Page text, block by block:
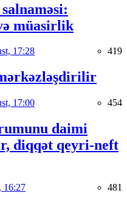
müasirlik
17:28 419
17:00 454
daimi
diqqət qeyri-neft
16:27 481